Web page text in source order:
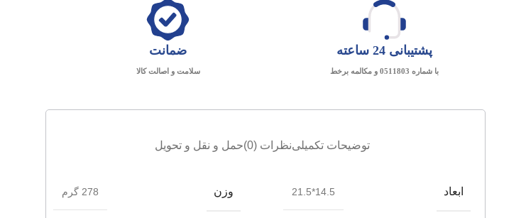
پشتیبانی 24 ساعته
با شماره 0511803 و مکالمه برخط
ضمانت
سلامت و اصالت کالا
توضیحات تکمیلینظرات (0) حمل و نقل و تحویل
ابعاد 14.5*21.5 وزن 278 گرم